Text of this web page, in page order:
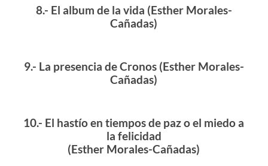
8.- El album de la vida (Esther Morales-
Cañadas)
9.- La presencia de Cronos (Esther Morales-
Cañadas)
10.- El hastío en tiempos de paz o el miedo a
la felicidad
(Esther Morales-Cañadas)